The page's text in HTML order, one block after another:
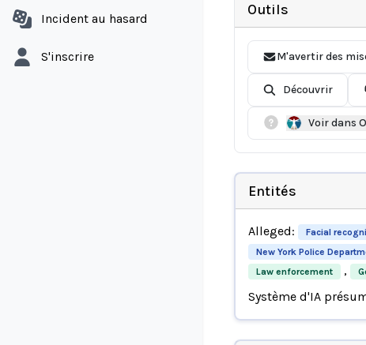
Incident au hasard
S'inscrire
Outils
M'avertir des
Découvrir
Voir dans
Entités
Alleged: Facial
New York Police
Law enforcement ,
Système d'IA